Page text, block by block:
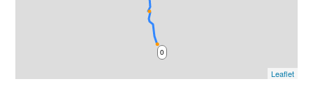
0
Leaflet